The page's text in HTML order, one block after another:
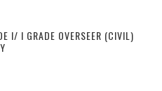
I/ I GRADE OVERSEER (CIVIL)